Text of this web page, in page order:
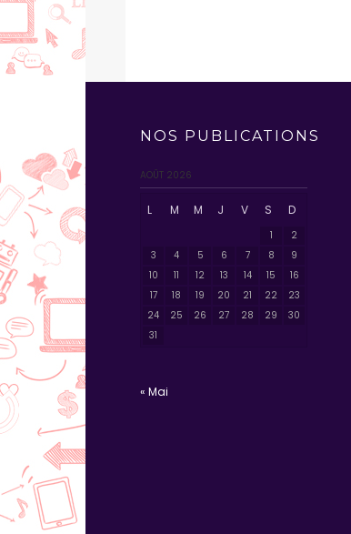
NOS PUBLICATIONS
AOÛT 2026
L M M J V S D
1
2
3
4 5 6 7 8
9
10
11 12 13 14 15
16
17
18 19 20 21 22
23
24
25 26 27 28 29
30
31
« Mai